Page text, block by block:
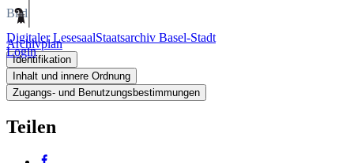
Digitaler LesesaalStaatsarchiv Basel-Stadt
Login
Bild
Archivplan
Identifikation
Inhalt und innere Ordnung
Zugangs- und Benutzungsbestimmungen
Teilen